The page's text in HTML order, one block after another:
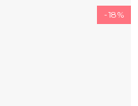
-18%